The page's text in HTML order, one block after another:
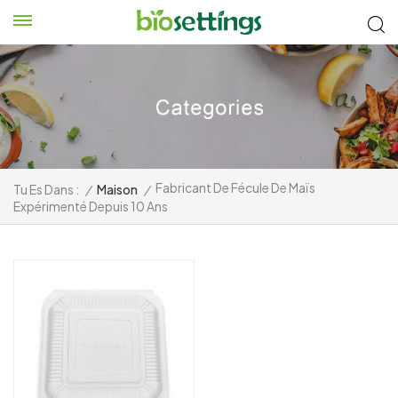
Tu Es Dans : / Maison / Fabricant De Fécule De Maïs
Expérimenté Depuis 10 Ans